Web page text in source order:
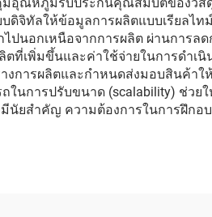
จิทัลให้ข้อมูลการผลิตแบบเรียลไท
นอกเหนือจากการผลิต ผ่านการลด
ที่เพิ่มขึ้นและค่าใช้จ่ายในการดำเนิ
งการผลิตและกำหนดส่งมอบสินค้าใ
ในการปรับขนาด (scalability) ช่วย
มีนัยสำคัญ ความต้องการในการฝึกอ